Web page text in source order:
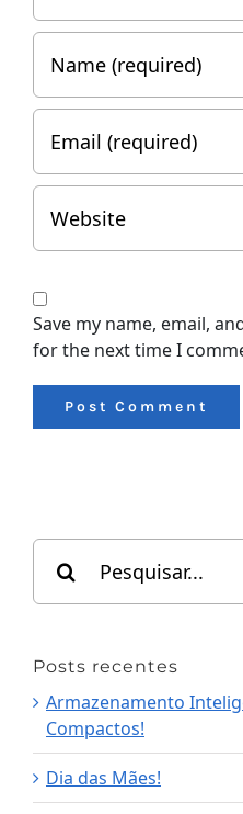
Save my name, email,
for the next time I
Search
for:
Posts recentes
Armazenamento
Compactos!
Dia das Mães!